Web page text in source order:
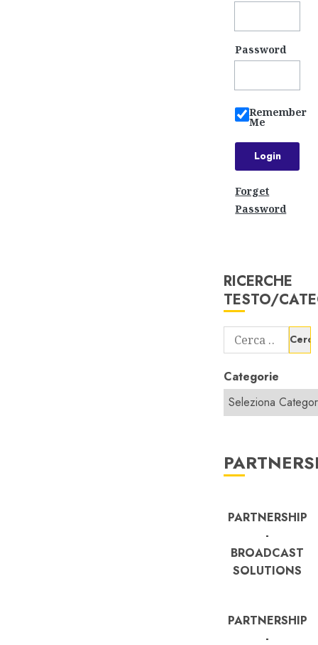
Password
Remember
Me
Forget
Password
RICERCHE
TESTO/
Ricerca
per:
Categorie
PARTNERSHIP
-
BROADCAST
SOLUTIONS
PARTNERSHIP
-